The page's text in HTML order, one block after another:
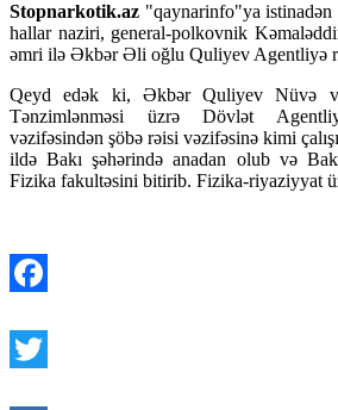
Stopnarkotik.az "qaynarinfo"ya
hallar naziri, general-polkovnik
əmri ilə Əkbər Əli oğlu Quliyev Agentliyə
Qeyd edək ki, Əkbər Quliyev Nüvə
Tənzimlənməsi üzrə Dövlət
vəzifəsindən şöbə rəisi vəzifəsinə kimi
ildə Bakı şəhərində anadan olub və
Fizika fakultəsini bitirib. Fizika-riyaziyyat